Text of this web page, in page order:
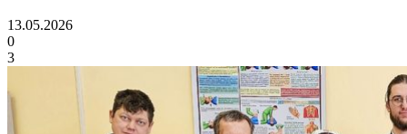
13.05.2026
0
3